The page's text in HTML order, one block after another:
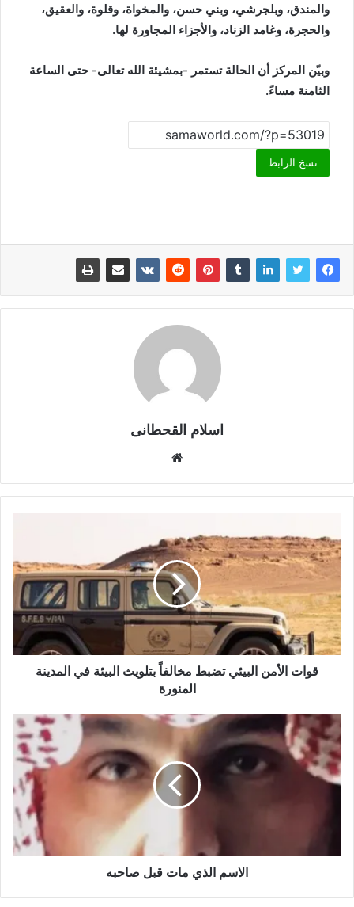
والمندق، وبلجرشي، وبني حسن، والمخواة، وقلوة، والعقيق،
والحجرة، وغامد الزناد، والأجزاء المجاورة لها.
وبيّن المركز أن الحالة تستمر -بمشيئة الله تعالى- حتى الساعة
الثامنة مساءً.
نسخ الرابط
اسلام القحطانى
ق
ل
و
ي
ب
قوات الأمن البيئي تضبط مخالفاً بتلويث البيئة في المدينة
المنورة
الاسم الذي مات قبل صاحبه